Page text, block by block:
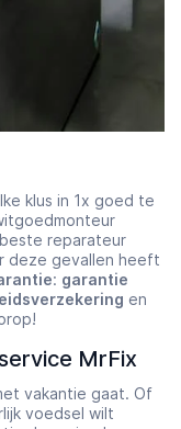
klus in 1x goed te
reparateur
deze gevallen heeft
: garantie
en
MrFix
vakantie gaat. Of
voedsel wilt